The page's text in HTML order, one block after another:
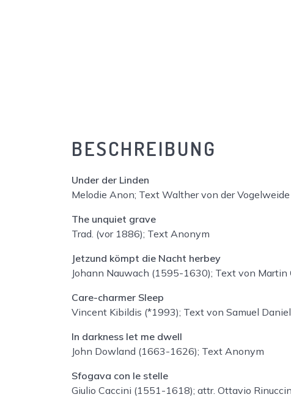
BESCHREIBUNG
Under der Linden
Melodie Anon; Text Walther von der
The unquiet grave
Trad. (vor 1886); Text Anonym
Jetzund kömpt die Nacht herbey
Johann Nauwach (1595-1630); Text von Martin
Care-charmer Sleep
Vincent Kibildis (*1993); Text von Samuel Daniel
In darkness let me dwell
John Dowland (1663-1626); Text Anonym
Sfogava con le stelle
Giulio Caccini (1551-1618); attr. Ottavio